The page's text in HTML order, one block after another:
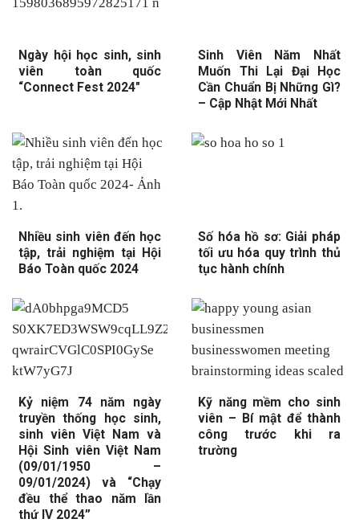
Ngày hội học sinh, sinh
viên toàn quốc
“Connect Fest 2024″
Sinh Viên Năm Nhất
Muốn Thi Lại Đại Học
Cần Chuẩn Bị Những Gì?
– Cập Nhật Mới Nhất
Nhiều sinh viên đến học
tập, trải nghiệm tại Hội
Báo Toàn quốc 2024
Số hóa hồ sơ: Giải pháp
tối ưu hóa quy trình thủ
tục hành chính
Kỷ niệm 74 năm ngày
truyền thống học sinh,
sinh viên Việt Nam và
Hội Sinh viên Việt Nam
(09/01/1950 –
09/01/2024) và “Chạy
đều thể thao năm lần
thứ IV 2024”
Kỹ năng mềm cho sinh
viên – Bí mật để thành
công trước khi ra
trường